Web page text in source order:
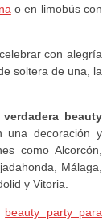
o en limobús con
con alegría
soltera de una, la
beauty
una decoración y
como Alcorcón,
Málaga,
y Vitoria.
beauty party para